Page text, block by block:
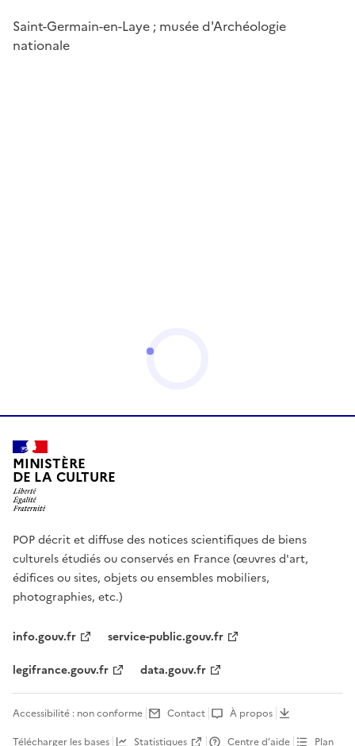
Saint-Germain-en-Laye ; musée d'Archéologie
nationale
MINISTÈRE
DE LA CULTURE
POP décrit et diffuse des notices scientifiques de biens
culturels étudiés ou conservés en France (œuvres d'art,
édifices ou sites, objets ou ensembles mobiliers,
photographies, etc.)
info.gouv.fr
service-public.gouv.fr
legifrance.gouv.fr
data.gouv.fr
Accessibilité : non conforme Contact
À propos
Télécharger les bases
Statistiques Centre d’aide Plan